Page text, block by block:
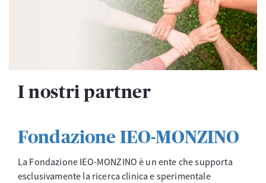
I nostri partner
Fondazione IEO-MONZINO
La Fondazione IEO-MONZINO è un ente che supporta
esclusivamente la ricerca clinica e sperimentale